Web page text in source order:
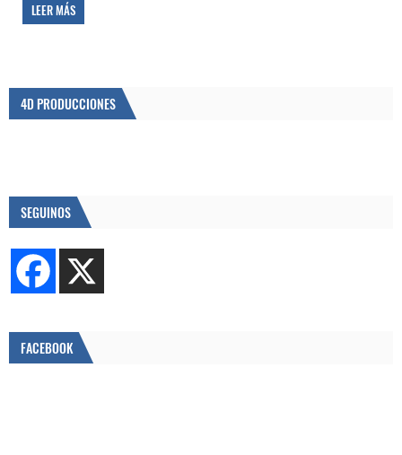
LEER MÁS
4D PRODUCCIONES
SEGUINOS
FACEBOOK